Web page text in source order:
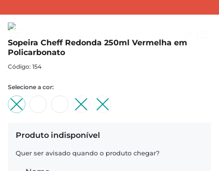
Sopeira Cheff Redonda 250ml Vermelha em
Policarbonato
: 154